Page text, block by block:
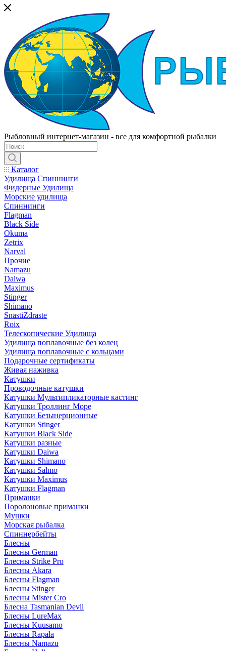
Рыбловный интернет-магазин - все для комфортной рыбалки
Каталог
Удилища Спиннинги
Фидерные Удилища
Морские удилища
Спиннинги
Flagman
Black Side
Okuma
Zetrix
Narval
Прочие
Namazu
Daiwa
Maximus
Stinger
Shimano
SnastiZdraste
Roix
Телескопические Удилища
Удилища поплавочные без колец
Удилища поплавочные с кольцами
Подарочные сертификаты
Живая наживка
Катушки
Проводочные катушки
Катушки Мультипликаторные кастинг
Катушки Троллинг Море
Катушки Безынерционные
Катушки Stinger
Катушки Black Side
Катушки разные
Катушки Daiwa
Катушки Shimano
Катушки Salmo
Катушки Maximus
Катушки Flagman
Приманки
Поролоновые приманки
Мушки
Морская рыбалка
Спиннербейты
Блесны
Блесны German
Блесны Strike Pro
Блесны Akara
Блесны Flagman
Блесны Stinger
Блесны Mister Cro
Блесна Tasmanian Devil
Блесны LureMax
Блесны Kuusamo
Блесны Rapala
Блесны Namazu